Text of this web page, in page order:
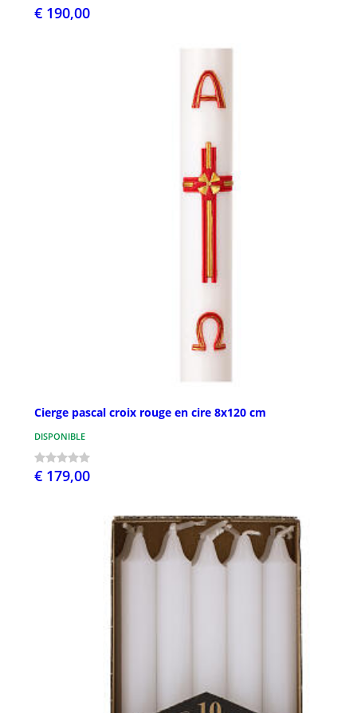
€ 190,00
Cierge pascal croix rouge en cire 8x120 cm
DISPONIBLE
€ 179,00